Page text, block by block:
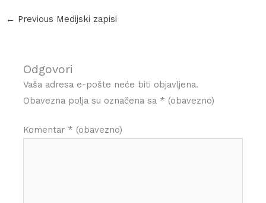
← Previous Medijski zapisi
Odgovori
Vaša adresa e-pošte neće biti objavljena.
Obavezna polja su označena sa * (obavezno)
Komentar * (obavezno)